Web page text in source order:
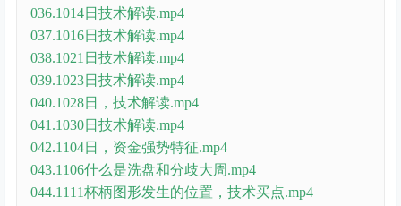
036.1014日技术解读.mp4
037.1016日技术解读.mp4
038.1021日技术解读.mp4
039.1023日技术解读.mp4
040.1028日，技术解读.mp4
041.1030日技术解读.mp4
042.1104日，资金强势特征.mp4
043.1106什么是洗盘和分歧大周.mp4
044.1111杯柄图形发生的位置，技术买点.mp4